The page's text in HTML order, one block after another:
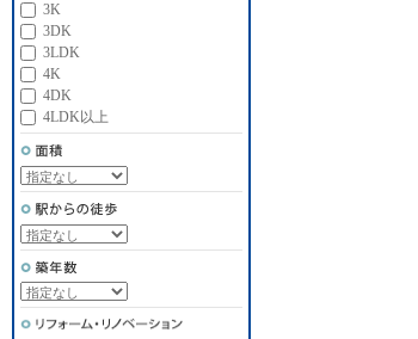
3K
3DK
3LDK
4K
4DK
4LDK以上